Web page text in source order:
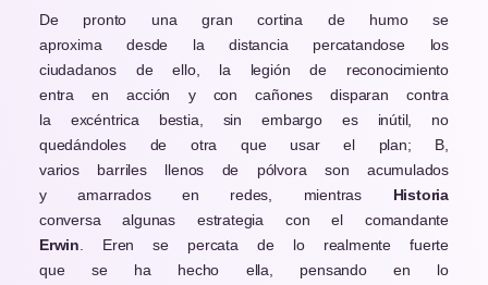
De pronto una gran cortina de humo se
aproxima desde la distancia percatandose los
ciudadanos de ello, la legión de reconocimiento
entra en acción y con cañones disparan contra
la excéntrica bestia, sin embargo es inútil, no
quedándoles de otra que usar el plan; B,
varios barriles llenos de pólvora son acumulados
y amarrados en redes, mientras Historia
conversa algunas estrategia con el comandante
Erwin. Eren se percata de lo realmente fuerte
que se ha hecho ella, pensando en lo